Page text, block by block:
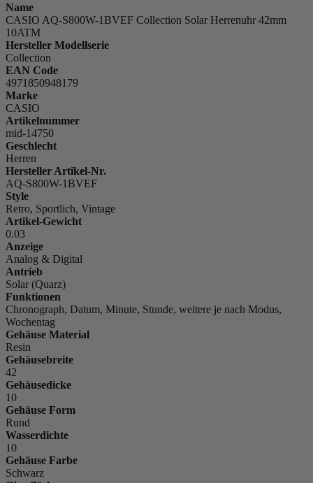
Name
CASIO AQ-S800W-1BVEF Collection Solar Herrenuhr 42mm
10ATM
Hersteller Modellserie
Collection
EAN Code
4971850948179
Marke
CASIO
Artikelnummer
mid-14750
Geschlecht
Herren
Hersteller Artikel-Nr.
AQ-S800W-1BVEF
Style
Retro, Sportlich, Vintage
Artikel-Gewicht
0.03
Anzeige
Analog & Digital
Antrieb
Solar (Quarz)
Funktionen
Chronograph, Datum, Minute, Stunde, weitere je nach Modus,
Wochentag
Gehäuse Material
Resin
Gehäusebreite
42
Gehäusedicke
10
Gehäuse Form
Rund
Wasserdichte
10
Gehäuse Farbe
Schwarz